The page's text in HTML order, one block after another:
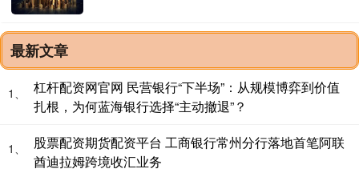
最新文章
1、
杠杆配资网官网 民营银行“下半场”：从规模博弈到价值
扎根，为何蓝海银行选择“主动撤退”？
1、
股票配资期货配资平台 工商银行常州分行落地首笔阿联
酋迪拉姆跨境收汇业务